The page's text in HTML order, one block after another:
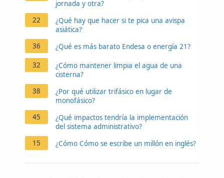
jornada y otra?
22
¿Qué hay que hacer si te pica una avispa
asiática?
36
¿Qué es más barato Endesa o energía 21?
32
¿Cómo mantener limpia el agua de una
cisterna?
38
¿Por qué utilizar trifásico en lugar de
monofásico?
45
¿Qué impactos tendría la implementación
del sistema administrativo?
15
¿Cómo Cómo se escribe un millón en inglés?